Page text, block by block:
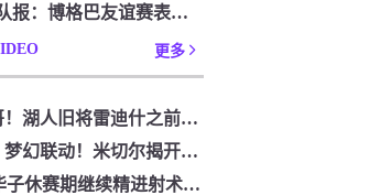
[你怎么看？]队报：博格巴友谊赛表现不错 戈洛文可能加盟沙特
更多
【视频】鬼哥！湖人旧将雷迪什之前在立陶宛联赛大杀四方
【今日视频】梦幻联动！米切尔揭开安东内利的名字贴纸！
[有道理嘛?]华子休赛期继续精进射术！5个点位接球三分全部命